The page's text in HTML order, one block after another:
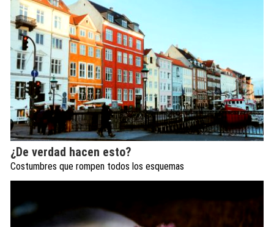
¿De verdad hacen esto?
Costumbres que rompen todos los esquemas